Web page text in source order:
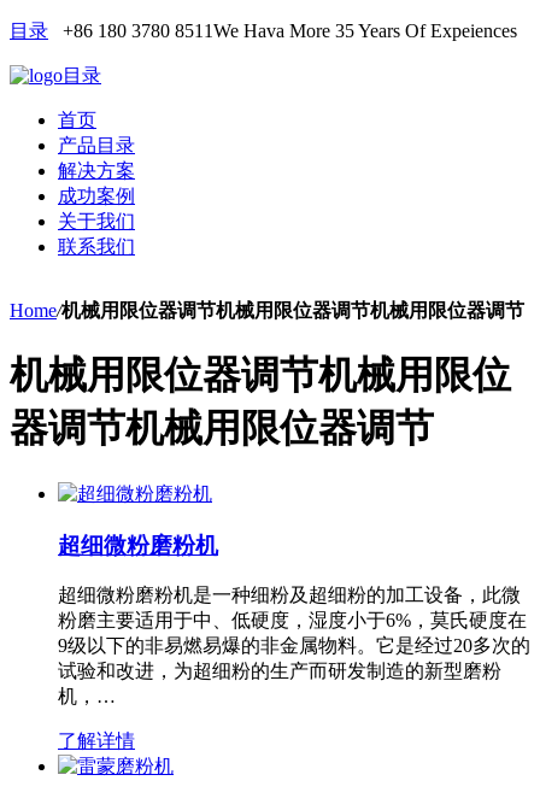
目录 +86 180 3780 8511We Hava More 35 Years Of Expeiences
目录
首页
产品目录
解决方案
成功案例
关于我们
联系我们
Home/机械用限位器调节机械用限位器调节机械用限位器调节
机械用限位器调节机械用限位
器调节机械用限位器调节
超细微粉磨粉机
超细微粉磨粉机是一种细粉及超细粉的加工设备，此微
粉磨主要适用于中、低硬度，湿度小于6%，莫氏硬度在
9级以下的非易燃易爆的非金属物料。它是经过20多次的
试验和改进，为超细粉的生产而研发制造的新型磨粉
机，…
了解详情